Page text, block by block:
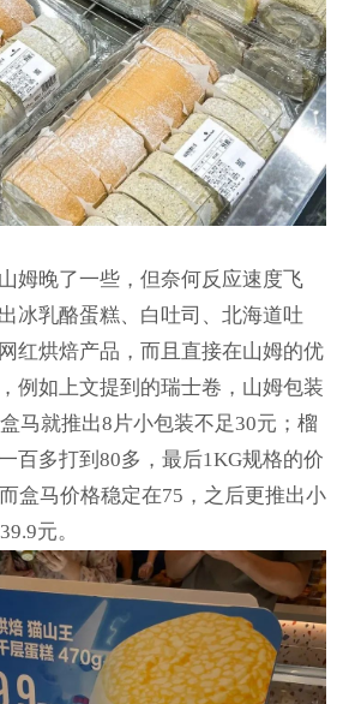
姆晚了一些，但奈何反应速度飞
冰乳酪蛋糕、白吐司、北海道吐
红烘焙产品，而且直接在山姆的优
例如上文提到的瑞士卷，山姆包装
马就推出8片小包装不足30元；榴
百多打到80多，最后1KG规格的价
盒马价格稳定在75，之后更推出小
元。